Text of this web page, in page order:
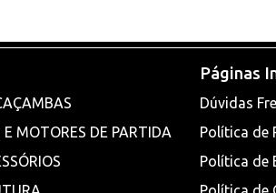
E MOTORES DE PARTIDA
Páginas
Dúvidas
Política de
Política de